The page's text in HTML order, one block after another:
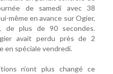
de samedi avec 38
même en avance sur Ogier,
de plus de 90 secondes.
avait perdu près de 2
en spéciale vendredi.
n’ont plus changé ce